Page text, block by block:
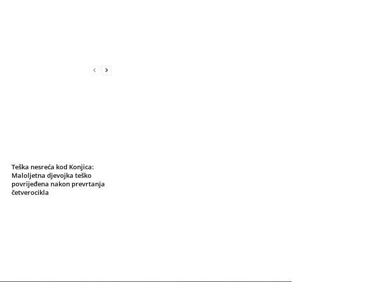
Teška nesreća kod Konjica:
Maloljetna djevojka teško
povrijeđena nakon prevrtanja
četverocikla